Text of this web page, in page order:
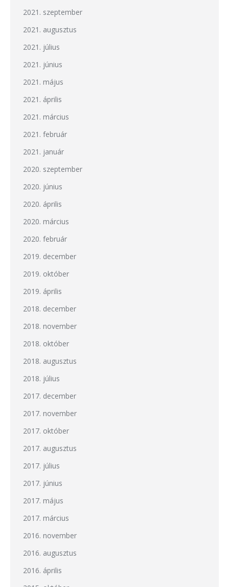
2021. szeptember
2021. augusztus
2021. július
2021. június
2021. május
2021. április
2021. március
2021. február
2021. január
2020. szeptember
2020. június
2020. április
2020. március
2020. február
2019. december
2019. október
2019. április
2018. december
2018. november
2018. október
2018. augusztus
2018. július
2017. december
2017. november
2017. október
2017. augusztus
2017. július
2017. június
2017. május
2017. március
2016. november
2016. augusztus
2016. április